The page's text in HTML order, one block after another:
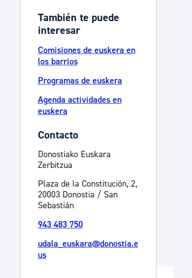
Catálogo de trámites
También te puede
interesar
Comisiones de euskera en
los barrios
Programas de euskera
Agenda actividades en
euskera
Contacto
Donostiako Euskara
Zerbitzua
Plaza de la Constitución, 2,
20003 Donostia / San
Sebastián
943 483 750
udala_euskara@donostia.e
us